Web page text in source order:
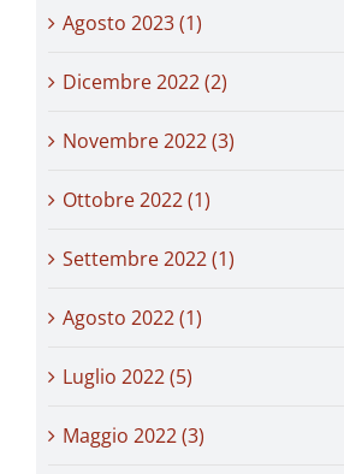
Agosto 2023 (1)
Dicembre 2022 (2)
Novembre 2022 (3)
Ottobre 2022 (1)
Settembre 2022 (1)
Agosto 2022 (1)
Luglio 2022 (5)
Maggio 2022 (3)